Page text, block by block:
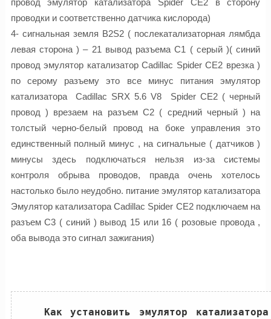
провод эмулятор катализатора Spider CE2 в сторону
проводки и соответственно датчика кислорода)
4- сигнальная земля B2S2 ( послекатализаторная лямбда
левая сторона ) – 21 вывод разъема С1 ( серый )( синий
провод эмулятор катализатор Cadillac Spider CE2 врезка )
по серому разъему это все минус питания эмулятор
катализатора Cadillac SRX 5.6 V8 Spider CE2 ( черный
провод ) врезаем на разъем С2 ( средний черный ) на
толстый черно-белый провод на боке управления это
единственный полный минус , на сигнальные ( датчиков )
минусы здесь подключаться нельзя из-за системы
контроля обрыва проводов, правда очень хотелось
настолько было неудобно. питание эмулятор катализатора
Эмулятор катализатора Cadillac Spider CE2 подключаем на
разъем С3 ( синий ) вывод 15 или 16 ( розовые провода ,
оба вывода это сигнал зажигания)
Как установить эмулятор катализатора